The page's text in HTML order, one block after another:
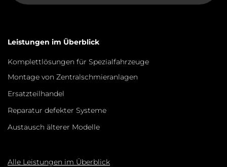
Leistungen im Überblick
Komplettlösungen für Spezialfahrzeuge
Montage von Zentralschmieranlagen
Ersatzteilhandel
Reparatur defekter Systeme
Austausch älterer Modelle
Alle Leistungen im Überblick